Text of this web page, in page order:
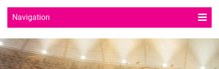
Navigation